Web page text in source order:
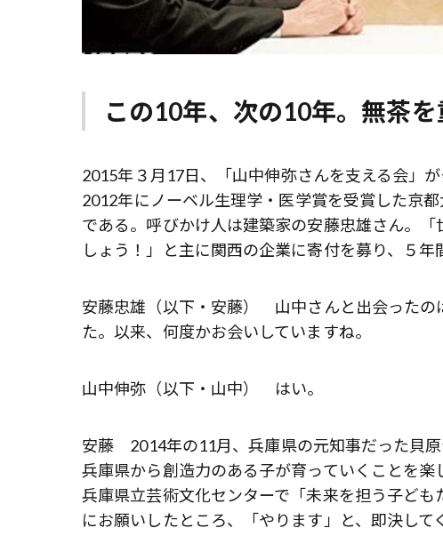
この10年、次の10年――。無茶
2015年３月17日、「山中伸弥さんを支える会」
2012年にノーベル生理学・医学賞を受賞した京
である。呼びかけ人は建築家の安藤忠雄さん。
しょう！」と主に関西の企業に寄付を募り、５年
安藤忠雄（以下・安藤） 山中さんと出会ったの
た。以来、何度かお会いしていますね。
山中伸弥（以下・山中） はい。
安藤 2014年の11月、兵庫県の元知事だった貝
兵庫県から創造力のある子が育っていくことを
兵庫県立芸術文化センターで「未来を担う子ど
にお願いしたところ、「やります」と、即決して